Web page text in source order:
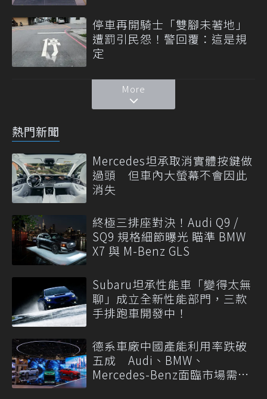
停車再開騎士「雙腳未著地」
遭罰引民怨！警回覆：這是規
定
More
熱門新聞
Mercedes坦承取消實體按鍵做
過頭 但車內大螢幕不會因此
消失
終極三排座對決！Audi Q9 /
SQ9 規格細節曝光 瞄準 BMW
X7 與 M-Benz GLS
Subaru坦承性能車「變得太無
聊」成立全新性能部門，三款
手排跑車開發中！
德系車廠中國產能利用率跌破
五成 Audi、BMW、
Mercedes-Benz面臨市場需求